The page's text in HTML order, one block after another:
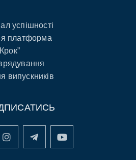
успішності
платформа
випускників